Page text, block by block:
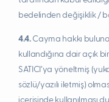
bedelinden değişiklik /
4.4.Cayma hakkı
kullandığına dair açık
SATICI’ya yöneltmiş
sözlü/yazılı iletmiş)